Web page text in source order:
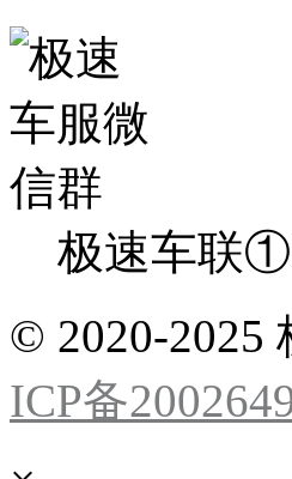
极速车联
© 2020-2025
ICP备